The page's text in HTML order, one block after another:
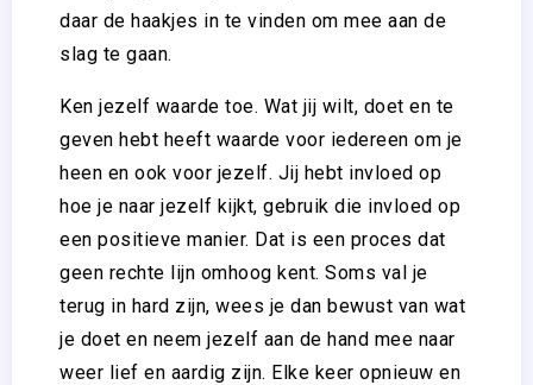
daar de haakjes in te vinden om mee aan de
slag te gaan.
Ken jezelf waarde toe. Wat jij wilt, doet en te
geven hebt heeft waarde voor iedereen om je
heen en ook voor jezelf. Jij hebt invloed op
hoe je naar jezelf kijkt, gebruik die invloed op
een positieve manier. Dat is een proces dat
geen rechte lijn omhoog kent. Soms val je
terug in hard zijn, wees je dan bewust van wat
je doet en neem jezelf aan de hand mee naar
weer lief en aardig zijn. Elke keer opnieuw en